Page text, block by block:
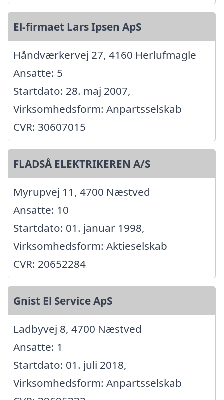
El-firmaet Lars Ipsen ApS
Håndværkervej 27, 4160 Herlufmagle
Ansatte: 5
Startdato: 28. maj 2007,
Virksomhedsform: Anpartsselskab
CVR: 30607015
FLADSÅ ELEKTRIKEREN A/S
Myrupvej 11, 4700 Næstved
Ansatte: 10
Startdato: 01. januar 1998,
Virksomhedsform: Aktieselskab
CVR: 20652284
Gnist El Service ApS
Ladbyvej 8, 4700 Næstved
Ansatte: 1
Startdato: 01. juli 2018,
Virksomhedsform: Anpartsselskab